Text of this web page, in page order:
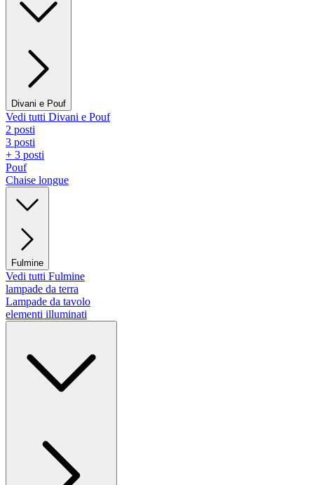
Divani e Pouf
Vedi tutti Divani e Pouf
2 posti
3 posti
+ 3 posti
Pouf
Chaise longue
Fulmine
Vedi tutti Fulmine
lampade da terra
Lampade da tavolo
elementi illuminati